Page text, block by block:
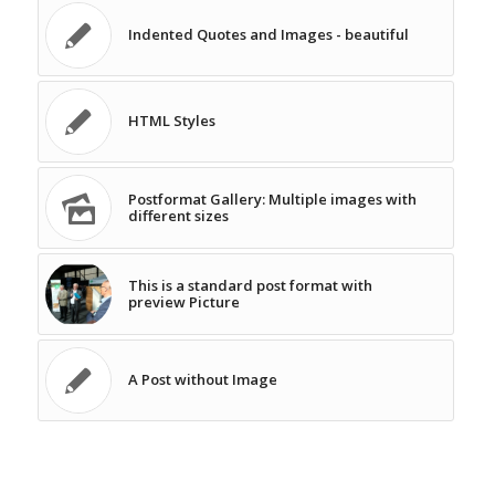
Indented Quotes and Images - beautiful
HTML Styles
Postformat Gallery: Multiple images with
different sizes
This is a standard post format with
preview Picture
A Post without Image